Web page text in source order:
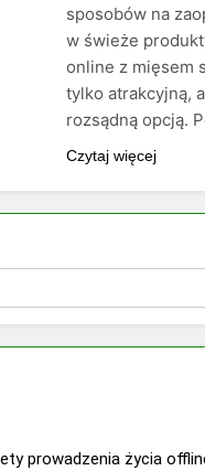
sposobów na
w świeże
online z mięsem
tylko atrakcyjną,
rozsądną opcją.
Czytaj więcej
prowadzenia życia